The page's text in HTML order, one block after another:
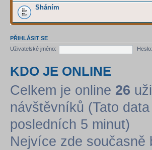
Sháním
PŘIHLÁSIT SE
Uživatelské jméno:
Heslo:
KDO JE ONLINE
Celkem je online 26
návštěvníků (Tato
posledních 5 minut)
Nejvíce zde